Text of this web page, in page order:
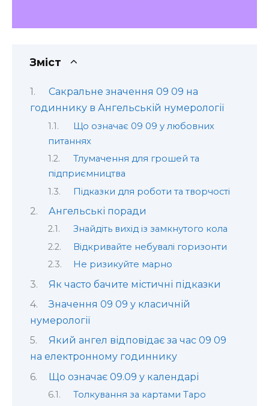
Зміст
Сакральне значення 09 09 на
годиннику в Ангельській нумерології
Що означає 09 09 у любовних
питаннях
Тлумачення для грошей та
підприємництва
Підказки для роботи та творчості
Ангельські поради
Знайдіть вихід із замкнутого кола
Відкривайте небувалі горизонти
Не ризикуйте марно
Як часто бачите містичні підказки
Значення 09 09 у класичній
нумерології
Який ангел відповідає за час 09 09
на електронному годиннику
Що означає 09.09 у календарі
Толкування за картами Таро